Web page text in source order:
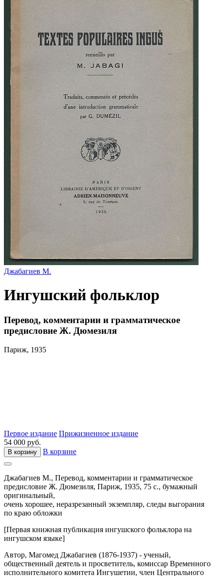
Джабагиев М.
Ингушский фольклор
Перевод, комментарии и грамматическое
предисловие Ж. Дюмезиля
Париж, 1935
Первое издание Прижизненное издание
54 000 руб.
В корзину В корзине
Джабагиев М., Перевод, комментарии и грамматическое
предисловие Ж. Дюмезиля, Париж, 1935, 75 с., бумажный
оригинальный,
очень хорошее, неразрезанный экземпляр, следы выгорания
по краю обложки
[Первая книжная публикация ингушского фольклора на
ингушском языке]
Автор, Магомед Джабагиев (1876-1937) - ученый,
общественный деятель и просветитель, комиссар Временного
исполнительного комитета Ингушетии, член Центрального